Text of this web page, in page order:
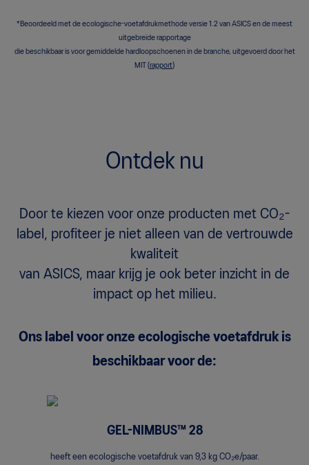
*Beoordeeld met de ecologische-voetafdrukmethode versie 1.2 van ASICS en de meest
uitgebreide rapportage
die beschikbaar is voor gemiddelde hardloopschoenen in de branche, uitgevoerd door het
MIT (rapport)
Ontdek nu
Door te kiezen voor onze producten met CO₂-
label, profiteer je niet alleen van de vertrouwde
kwaliteit
van ASICS, maar krijg je ook beter inzicht in de
impact op het milieu.
Ons label voor onze ecologische voetafdruk is
beschikbaar voor de:
GEL-NIMBUS™ 28
heeft een ecologische voetafdruk van 9,3 kg CO₂e/paar.